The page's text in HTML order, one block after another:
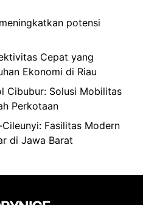
potensi
Cepat yang
Ekonomi di Riau
Cibubur: Solusi Mobilitas
Perkotaan
Fasilitas Modern
di Jawa Barat